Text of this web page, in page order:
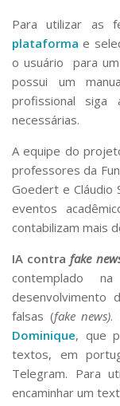
Para utilizar as
plataformae
o usuário para
possui um
profissional siga
necessárias.
A equipe do
professores da
Goedert e Cláudio
eventos
contabilizam mais
IA contrafake
contemplado
desenvolvimento
falsas (fake news).
Dominique, que
textos, em
Telegram. Para
encaminhar um